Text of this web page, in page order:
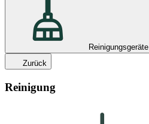
Reinigungsgeräte
Zurück
Reinigung